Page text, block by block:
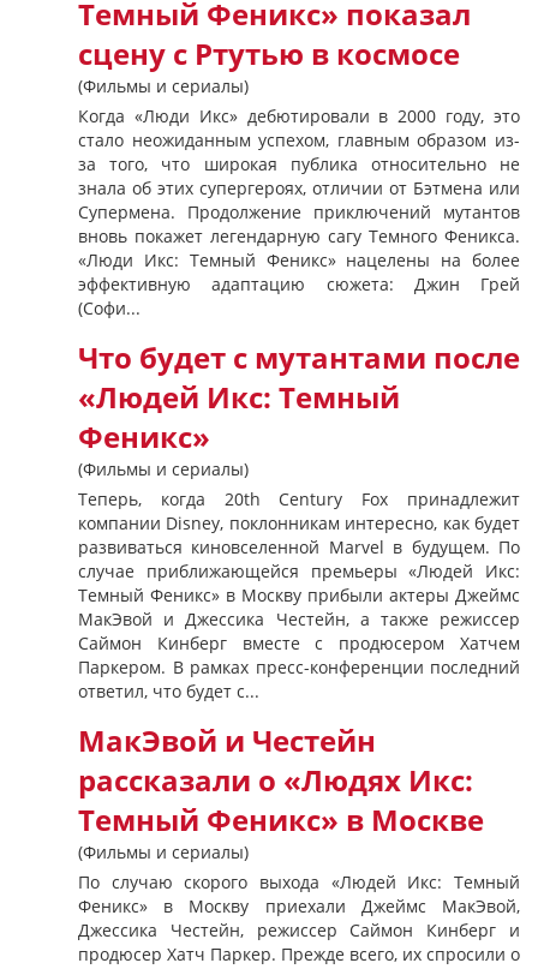
Темный Феникс» показал
сцену с Ртутью в космосе
(Фильмы и сериалы)
Когда «Люди Икс» дебютировали в 2000 году, это
стало неожиданным успехом, главным образом из-
за того, что широкая публика относительно не
знала об этих супергероях, отличии от Бэтмена или
Супермена. Продолжение приключений мутантов
вновь покажет легендарную сагу Темного Феникса.
«Люди Икс: Темный Феникс» нацелены на более
эффективную адаптацию сюжета: Джин Грей
(Софи...
Что будет с мутантами после
«Людей Икс: Темный
Феникс»
(Фильмы и сериалы)
Теперь, когда 20th Century Fox принадлежит
компании Disney, поклонникам интересно, как будет
развиваться киновселенной Marvel в будущем. По
случае приближающейся премьеры «Людей Икс:
Темный Феникс» в Москву прибыли актеры Джеймс
МакЭвой и Джессика Честейн, а также режиссер
Саймон Кинберг вместе с продюсером Хатчем
Паркером. В рамках пресс-конференции последний
ответил, что будет с...
МакЭвой и Честейн
рассказали о «Людях Икс:
Темный Феникс» в Москве
(Фильмы и сериалы)
По случаю скорого выхода «Людей Икс: Темный
Феникс» в Москву приехали Джеймс МакЭвой,
Джессика Честейн, режиссер Саймон Кинберг и
продюсер Хатч Паркер. Прежде всего, их спросили о